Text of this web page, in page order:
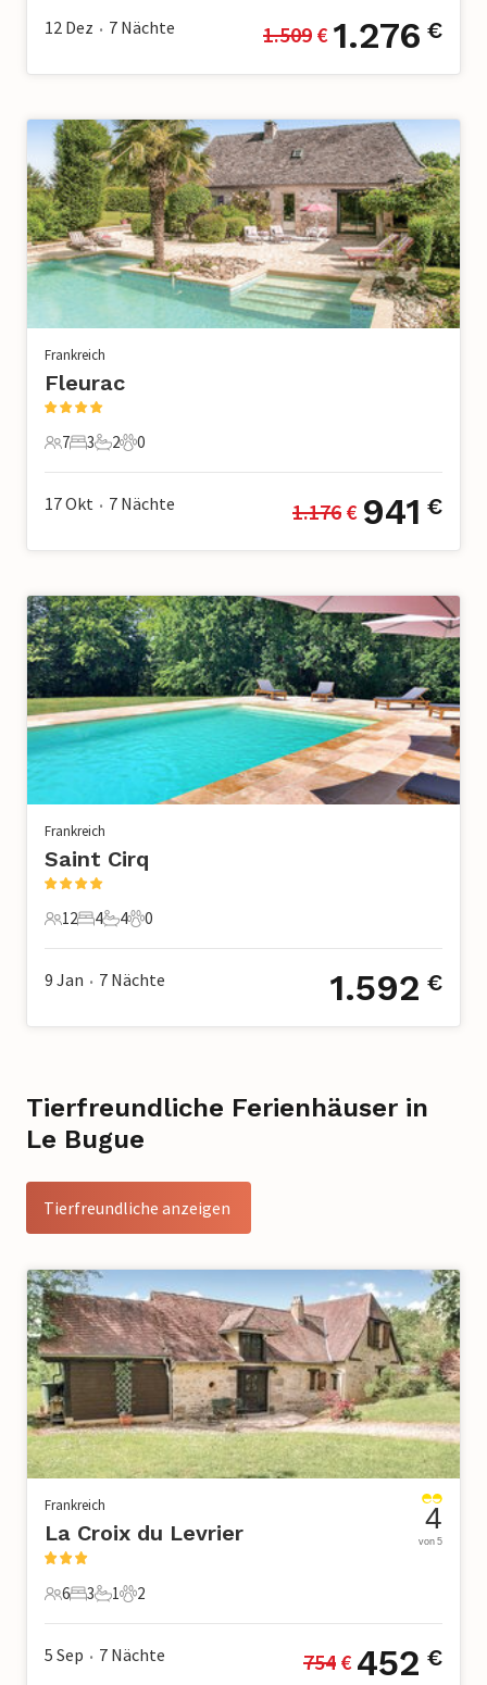
12 Dez • 7 Nächte 1.509 € 1.276 €
Frankreich
Fleurac
7 Gäste
7
3 Schlafzimmer
3
2 Badezimmer
2
0 Haustiere
0
17 Okt • 7 Nächte 1.176 € 941 €
Frankreich
Saint Cirq
12 Gäste
12
4 Schlafzimmer
4
4 Badezimmer
4
0 Haustiere
0
9 Jan • 7 Nächte 1.592 €
Tierfreundliche Ferienhäuser in
Le Bugue
Tierfreundliche anzeigen
Frankreich
La Croix du Levrier
6 Gäste
6
3 Schlafzimmer
3
1 Badezimmer
1
2 Haustiere
2
4
von 5
5 Sep • 7 Nächte 754 € 452 €